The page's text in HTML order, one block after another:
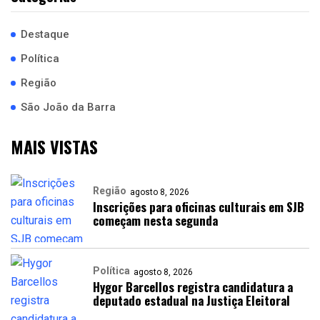
Destaque
Política
Região
São João da Barra
MAIS VISTAS
Região agosto 8, 2026
Inscrições para oficinas culturais em SJB
começam nesta segunda
Política agosto 8, 2026
Hygor Barcellos registra candidatura a
deputado estadual na Justiça Eleitoral